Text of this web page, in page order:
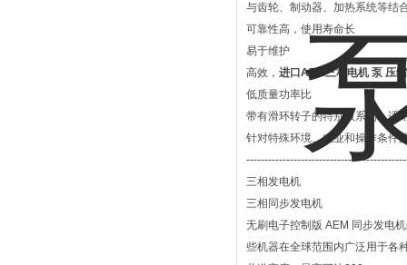
与齿轮、制动器、加热系统等结
可靠性高，使用寿命长
易于维护
高效， 进口AEM三相电机 泵 压
低质量功率比
带有滑环转子的特别版系列，适
针对特殊环境、农业和操作条件
三相发电机
三相同步发电机
无刷电子控制版 AEM 同步发电
些机器在全球范围内广泛用于各